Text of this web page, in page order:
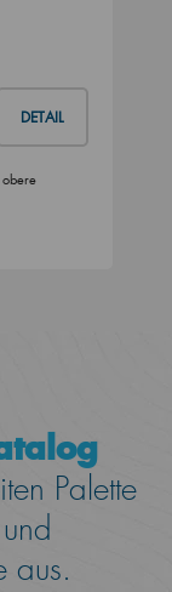
DETAIL
Palette
aus.